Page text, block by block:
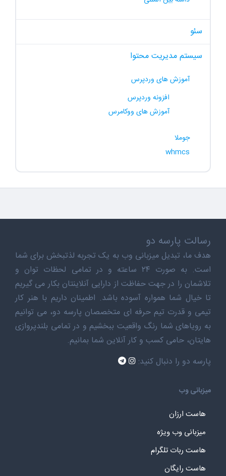
سئو
سیستم مدیریت محتوا
آموزش های وردپرس
افزونه وردپرس
آموزش های ووکامرس
جوملا
whmcs
رسالت پارسه دو
هدف ما، تبدیل میزبانی وب به یک تجربه لذتبخش برای شما
است. به صورت ۲۴ ساعته و در تمامی لحظات توان و
تلاشمان را در جهت حفاظت از دارایی آنلاینتان بکار می گیریم
تا خیال شما همواره آسوده باشد. اطمینان داریم با هنر کار
تیمی و قدرت تیم حرفه ای متخصصان پارسه دو، می توانیم
به رویاهای شما رنگ واقعیت ببخشیم و در تمامی بلندپروازی
هایتان، حامی کسب و کار آنلاین شما بمانیم.
پارسه دو را دنبال کنید:
میزبانی وب
هاست ارزان
میزبانی وب ویژه
هاست ربات تلگرام
هاست رایگان